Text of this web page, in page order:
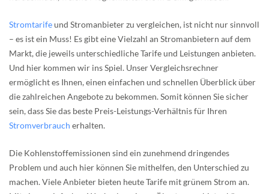
Stromtarifeund Stromanbieter zu vergleichen, ist nicht nur sinnvoll
– es ist ein Muss! Es gibt eine Vielzahl an Stromanbietern auf dem
Markt, die jeweils unterschiedliche Tarife und Leistungen anbieten.
Und hier kommen wir ins Spiel. Unser Vergleichsrechner
ermöglicht es Ihnen, einen einfachen und schnellen Überblick über
die zahlreichen Angebote zu bekommen. Somit können Sie sicher
sein, dass Sie das beste Preis-Leistungs-Verhältnis für Ihren
Stromverbrauch erhalten.
Die Kohlenstoffemissionen sind ein zunehmend dringendes
Problem und auch hier können Sie mithelfen, den Unterschied zu
machen. Viele Anbieter bieten heute Tarife mit grünem Strom an.